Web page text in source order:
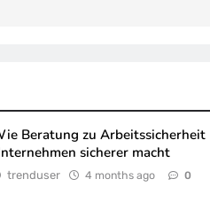
Beratung zu Arbeitssicherheit
sicherer macht
trenduser 4 months ago 0